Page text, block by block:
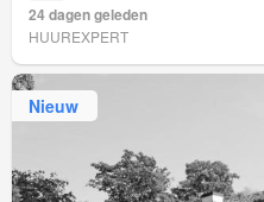
24 dagen geleden
HUUREXPERT
Nieuw